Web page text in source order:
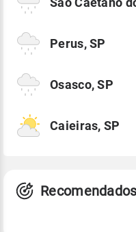
Perus, SP
Osasco, SP
Caieiras, SP